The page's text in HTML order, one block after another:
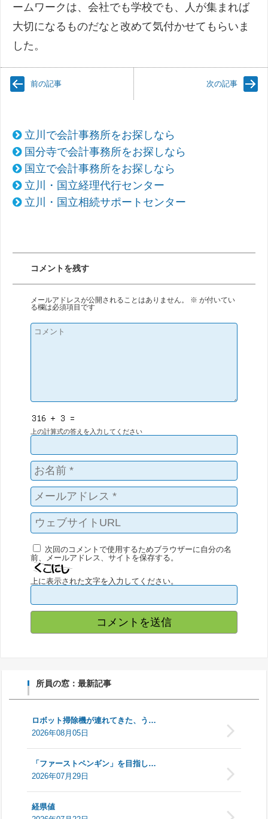
ームワークは、会社でも学校でも、人が集まれば
大切になるものだなと改めて気付かせてもらいま
した。
前の記事 次の記事
立川で会計事務所をお探しなら
国分寺で会計事務所をお探しなら
国立で会計事務所をお探しなら
立川・国立経理代行センター
立川・国立相続サポートセンター
コメントを残す
メールアドレスが公開されることはありません。 ※ が付いてい
る欄は必須項目です
上の計算式の答えを入力してください
次回のコメントで使用するためブラウザーに自分の名
前、メールアドレス、サイトを保存する。
上に表示された文字を入力してください。
所員の窓：最新記事
ロボット掃除機が連れてきた、う…
2026年08月05日
「ファーストペンギン」を目指し…
2026年07月29日
経県値